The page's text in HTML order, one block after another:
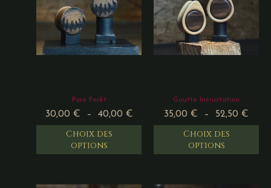
Pyro Forêt
30,00 € – 40,00 €
Choix des
options
Goutte Incrustation
35,00 € – 52,50 €
Choix des
options